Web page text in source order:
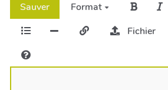
Sauver
Format
Fichier